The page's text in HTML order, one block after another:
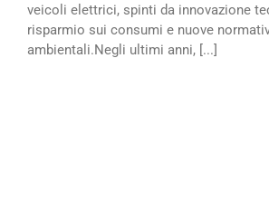
veicoli elettrici, spinti da innovazione
risparmio sui consumi e nuove
ambientali.Negli ultimi anni, [...]